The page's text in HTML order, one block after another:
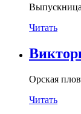
Читать
Орская
Читать